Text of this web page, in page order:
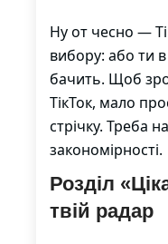
Ну от чесно —
вибору: або ти в
бачить. Щоб
ТікТок, мало
стрічку. Треба
закономірності.
Розділ
твій радар